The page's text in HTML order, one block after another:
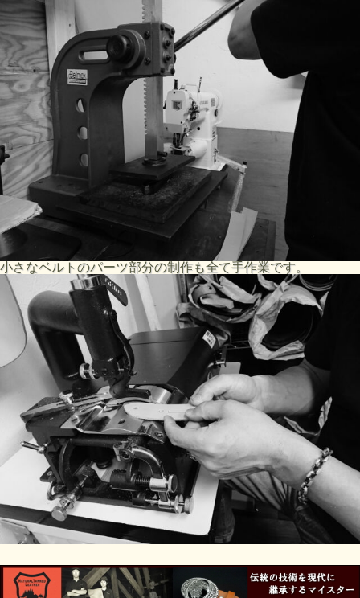
小さなベルトのパーツ部分の制作も全て手作業です。